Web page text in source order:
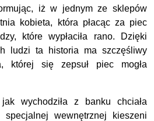
iż w jednym ze sklepów
kobieta, która płacąc za piec
które wypłaciła rano. Dzięki
ludzi ta historia ma szczęśliwy
której się zepsuł piec mogła
wychodziła z banku chciała
wewnętrznej kieszeni